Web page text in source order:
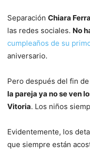
Separación Chiara
las redes sociales. No
cumpleaños de su
aniversario.
Pero después del fin de
la pareja ya no se ven
Vitoria. Los niños
Evidentemente, los
que siempre están